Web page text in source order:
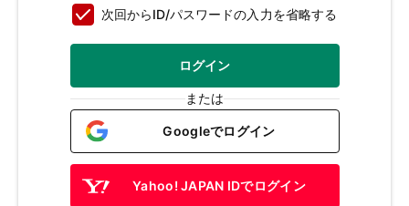
次回からID/パスワードの入力を省略する
ログイン
または
Googleでログイン
Yahoo! JAPAN IDでログイン